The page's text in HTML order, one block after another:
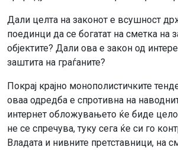
Дали целта на законот е всушност
поединци да се богатат на сметка на
објектите? Дали ова е закон од
заштита на граѓаните?
Покрај крајно монополистичките
оваа одредба е спротивна на
интернет обложувањето ќе биде
не се спречува, туку сега ќе си го
Владата и нивните претставници, на